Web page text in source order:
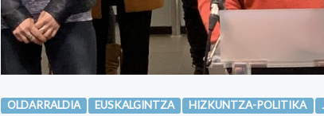
OLDARRALDIA EUSKALGINTZA HIZKUNTZA-POLITIKA